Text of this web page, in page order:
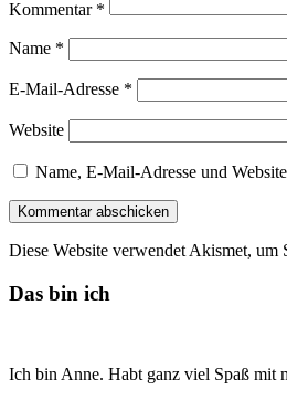
Kommentar *
Name *
E-Mail-Adresse *
Website
Name, E-Mail-Adresse und
Diese Website verwendet Akismet, um
Das bin ich
Ich bin Anne. Habt ganz viel Spaß mit